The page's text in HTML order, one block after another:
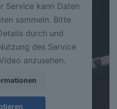
Service kann Daten
sammeln. Bitte
durch und
des Service
anzusehen.